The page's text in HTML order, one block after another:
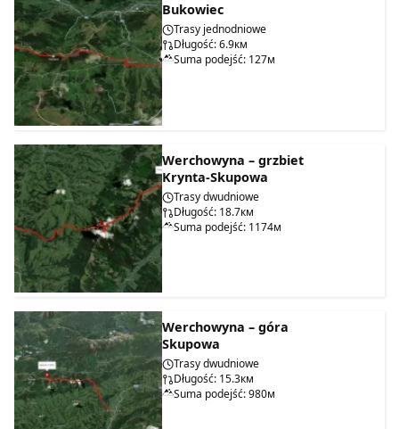
Bukowiec
Trasy jednodniowe
Długość: 6.9км
Suma podejść: 127м
Werchowyna – grzbiet
Krynta-Skupowa
Trasy dwudniowe
Długość: 18.7км
Suma podejść: 1174м
Werchowyna – góra
Skupowa
Trasy dwudniowe
Długość: 15.3км
Suma podejść: 980м